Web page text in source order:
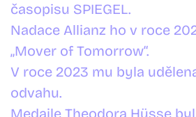
časopisu SPIEGEL.
Nadace Allianz ho v roce
„Mover of Tomorrow“.
V roce 2023 mu byla
odvahu.